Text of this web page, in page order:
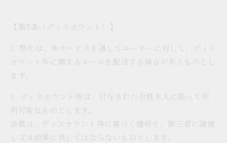
【第5条（ディスカウント）】
1. 弊社は、本サービスを通してユーザーに対して、ディス
カウント等に関するメールを配信する場合があるものとし
ます。
2. ディスカウント等は、付与された会員本人に限って利
用可能なものとします。
会員は、ディスカウント等に基づく権利を、第三者に譲渡
し又は担保に供してはならないものとします。